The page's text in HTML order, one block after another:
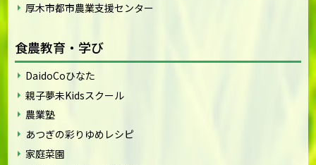
厚木市都市農業支援センター
食農教育・学び
DaidoCoひなた
親子夢未Kidsスクール
農業塾
あつぎの彩りゆめレシピ
家庭菜園